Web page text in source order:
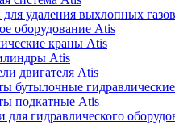
удаления выхлопных
оборудование Atis
краны Atis
Atis
двигателя Atis
бутылочные
подкатные Atis
для гидравлического